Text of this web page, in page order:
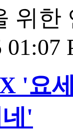
위
01:07
'요
'